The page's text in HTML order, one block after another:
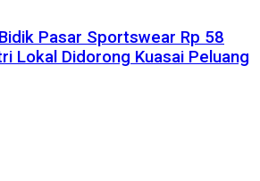
Pasar Sportswear Rp 58
Lokal Didorong Kuasai Peluang